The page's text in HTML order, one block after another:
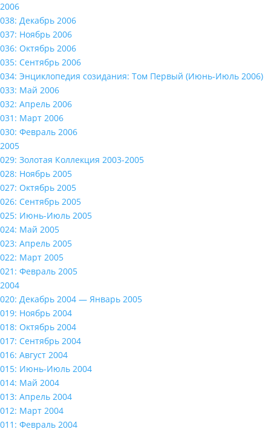
2006
038: Декабрь 2006
037: Ноябрь 2006
036: Октябрь 2006
035: Сентябрь 2006
034: Энциклопедия созидания: Том Первый (Июнь-Июль 2006)
033: Май 2006
032: Апрель 2006
031: Март 2006
030: Февраль 2006
2005
029: Золотая Коллекция 2003-2005
028: Ноябрь 2005
027: Октябрь 2005
026: Сентябрь 2005
025: Июнь-Июль 2005
024: Май 2005
023: Апрель 2005
022: Март 2005
021: Февраль 2005
2004
020: Декабрь 2004 — Январь 2005
019: Ноябрь 2004
018: Октябрь 2004
017: Сентябрь 2004
016: Август 2004
015: Июнь-Июль 2004
014: Май 2004
013: Апрель 2004
012: Март 2004
011: Февраль 2004